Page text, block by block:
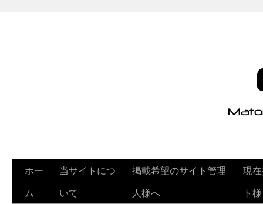
ホー
ム
当サイトにつ
いて
掲載希望のサイト管理
人様へ
現
ト様